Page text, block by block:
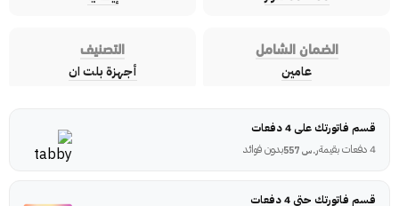
الضمان الشامل
عامين
التصنيف
أجهزة بلت ان
قسم فاتورتك على 4 دفعات
4 دفعات بقيمة
ر.س بدون فوائد
قسم فاتورتك حتى 4 دفعات